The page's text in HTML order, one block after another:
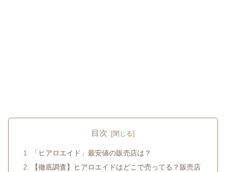
目次
「ヒアロエイド」最安値の販売店は？
【徹底調査】ヒアロエイドはどこで売ってる？販売店